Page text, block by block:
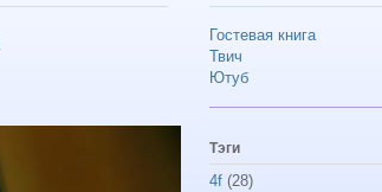
Гостевая книга
Твич
Ютуб
Тэги
4f (28)